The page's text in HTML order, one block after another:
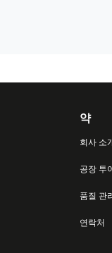
약
회사 소
공장 투
품질 관리
연락처